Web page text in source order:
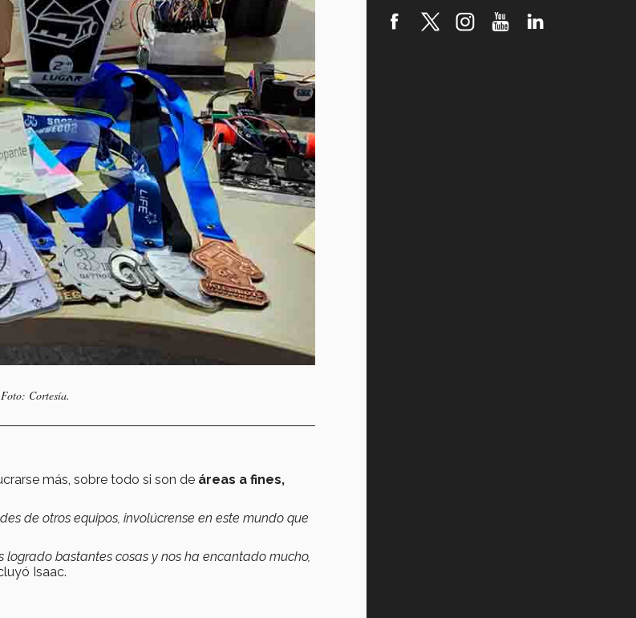
Cortesía.
más, sobre todo si son de áreas a fines,
de otros equipos, involúcrense en este mundo que
logrado bastantes cosas y nos ha encantado mucho,
Isaac.
robótica FIRST 2026! (video)